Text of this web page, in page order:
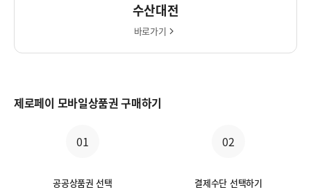
수산대전
바로가기
제로페이 모바일상품권 구매하기
01
공공상품권 선택
02
결제수단 선택하기